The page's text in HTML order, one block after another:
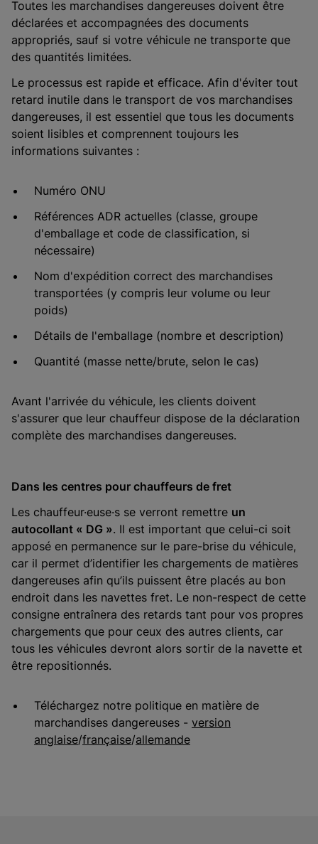
Toutes les marchandises dangereuses doivent être
déclarées et accompagnées des documents
appropriés, sauf si votre véhicule ne transporte que
des quantités limitées.
Le processus est rapide et efficace. Afin d'éviter tout
retard inutile dans le transport de vos marchandises
dangereuses, il est essentiel que tous les documents
soient lisibles et comprennent toujours les
informations suivantes :
Numéro ONU
Références ADR actuelles (classe, groupe
d'emballage et code de classification, si
nécessaire)
Nom d'expédition correct des marchandises
transportées (y compris leur volume ou leur
poids)
Détails de l'emballage (nombre et description)
Quantité (masse nette/brute, selon le cas)
Avant l'arrivée du véhicule, les clients doivent
s'assurer que leur chauffeur dispose de la déclaration
complète des marchandises dangereuses.
Dans les centres pour chauffeurs de fret
Les chauffeur·euse·s se verront remettre un
autocollant « DG ». Il est important que celui-ci soit
apposé en permanence sur le pare-brise du véhicule,
car il permet d’identifier les chargements de matières
dangereuses afin qu’ils puissent être placés au bon
endroit dans les navettes fret. Le non-respect de cette
consigne entraînera des retards tant pour vos propres
chargements que pour ceux des autres clients, car
tous les véhicules devront alors sortir de la navette et
être repositionnés.
Téléchargez notre politique en matière de
marchandises dangereuses - version
anglaise/française/allemande